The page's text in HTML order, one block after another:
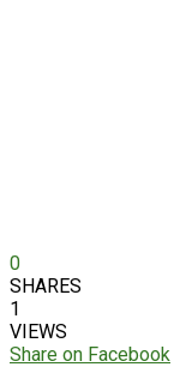
0
SHARES
1
VIEWS
Share on Facebook